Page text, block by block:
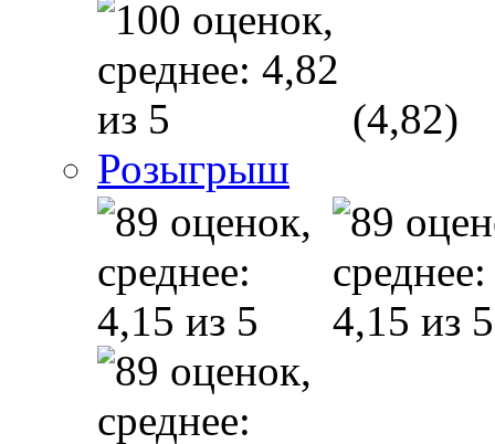
(4,82)
Розыгрыш